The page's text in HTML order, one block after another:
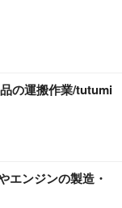
の運搬作業/tutumi
エンジンの製造・